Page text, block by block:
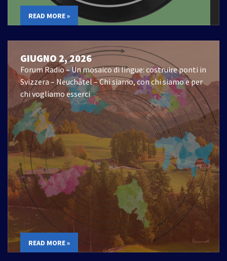
READ MORE »
GIUGNO 2, 2026
Forum Radio – Un mosaico di lingue: costruire ponti in
Svizzera – Neuchâtel – Chi siamo, con chi siamo e per
chi vogliamo esserci
READ MORE »